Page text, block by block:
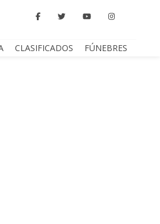
CLASIFICADOS FÚNEBRES